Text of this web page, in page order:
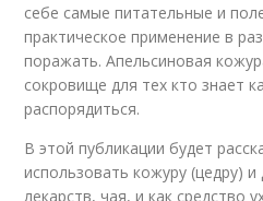
себе самые питательные и
практическое применение в
поражать. Апельсиновая
сокровище для тех кто знает
распорядиться.
В этой публикации будет
использовать кожуру (цедру) и
лекарств, чая, и как средство